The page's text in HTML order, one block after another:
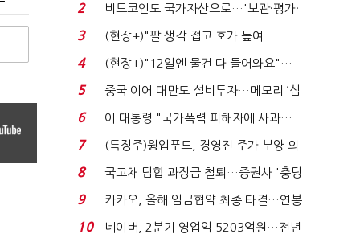
2
비트코인도 국가자산으로…'보관·평가·
처분' 기준은 ...
3
(현장+)"팔 생각 접고 호가 높여
요"…'덜 똘똘한 한 채' 20...
4
(현장+)"12일엔 물건 다 들어와요"…
빈 매대 채우며 문 연 ...
5
중국 이어 대만도 설비투자…메모리 ‘삼
국전쟁’
6
이 대통령 "국가폭력 피해자에 사과…
적극적 조사로 진...
7
(특징주)윙입푸드, 경영진 주가 부양 의
지에 상한가...
8
국고채 담합 과징금 철퇴…증권사 '충당
금 폭탄' 우려...
9
카카오, 올해 임금협약 최종 타결…연봉
6.3% 인상·격려...
10
네이버, 2분기 영업익 5203억원…전년